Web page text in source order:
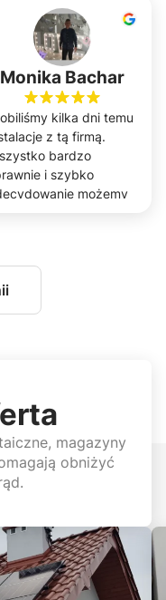
Monika Bachar
kilka dni temu
z tą firmą.
bardzo
i szybko
możemy
magazyny
obniżyć